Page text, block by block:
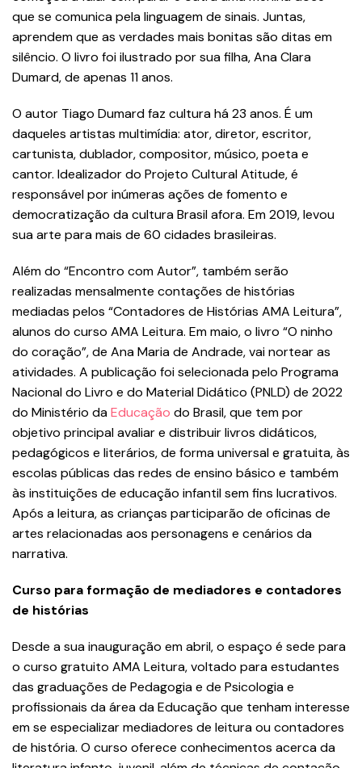
que se comunica pela linguagem de sinais. Juntas,
aprendem que as verdades mais bonitas são ditas em
silêncio. O livro foi ilustrado por sua filha, Ana Clara
Dumard, de apenas 11 anos.
O autor Tiago Dumard faz cultura há 23 anos. É um
daqueles artistas multimídia: ator, diretor, escritor,
cartunista, dublador, compositor, músico, poeta e
cantor. Idealizador do Projeto Cultural Atitude, é
responsável por inúmeras ações de fomento e
democratização da cultura Brasil afora. Em 2019, levou
sua arte para mais de 60 cidades brasileiras.
Além do “Encontro com Autor”, também serão
realizadas mensalmente contações de histórias
mediadas pelos “Contadores de Histórias AMA Leitura”,
alunos do curso AMA Leitura. Em maio, o livro “O ninho
do coração”, de Ana Maria de Andrade, vai nortear as
atividades. A publicação foi selecionada pelo Programa
Nacional do Livro e do Material Didático (PNLD) de 2022
do Ministério daEducação do Brasil, que tem por
objetivo principal avaliar e distribuir livros didáticos,
pedagógicos e literários, de forma universal e gratuita, às
escolas públicas das redes de ensino básico e também
às instituições de educação infantil sem fins lucrativos.
Após a leitura, as crianças participarão de oficinas de
artes relacionadas aos personagens e cenários da
narrativa.
Curso para formação de mediadores e contadores
de histórias
Desde a sua inauguração em abril, o espaço é sede para
o curso gratuito AMA Leitura, voltado para estudantes
das graduações de Pedagogia e de Psicologia e
profissionais da área da Educação que tenham interesse
em se especializar mediadores de leitura ou contadores
de história. O curso oferece conhecimentos acerca da